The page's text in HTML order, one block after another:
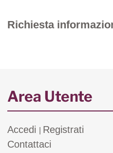
Richiesta
Area Utente
Accedi
Registrati
Contattaci